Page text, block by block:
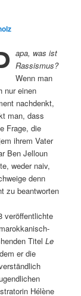
apa, was ist
Rassismus?
Wenn man
nur einen
nachdenkt,
man, dass
Frage, die
ihrem Vater
Ben Jelloun
weder naiv,
denn
zu beantworten
veröffentlichte
TitelLe
er die
Hélène